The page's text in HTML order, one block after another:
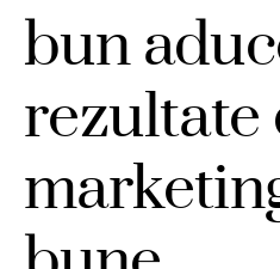
bun
rezultate